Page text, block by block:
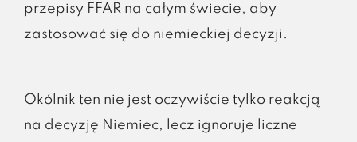
przepisy FFAR na całym świecie, aby
zastosować się do niemieckiej decyzji.
Okólnik ten nie jest oczywiście tylko reakcją
na decyzję Niemiec, lecz ignoruje liczne